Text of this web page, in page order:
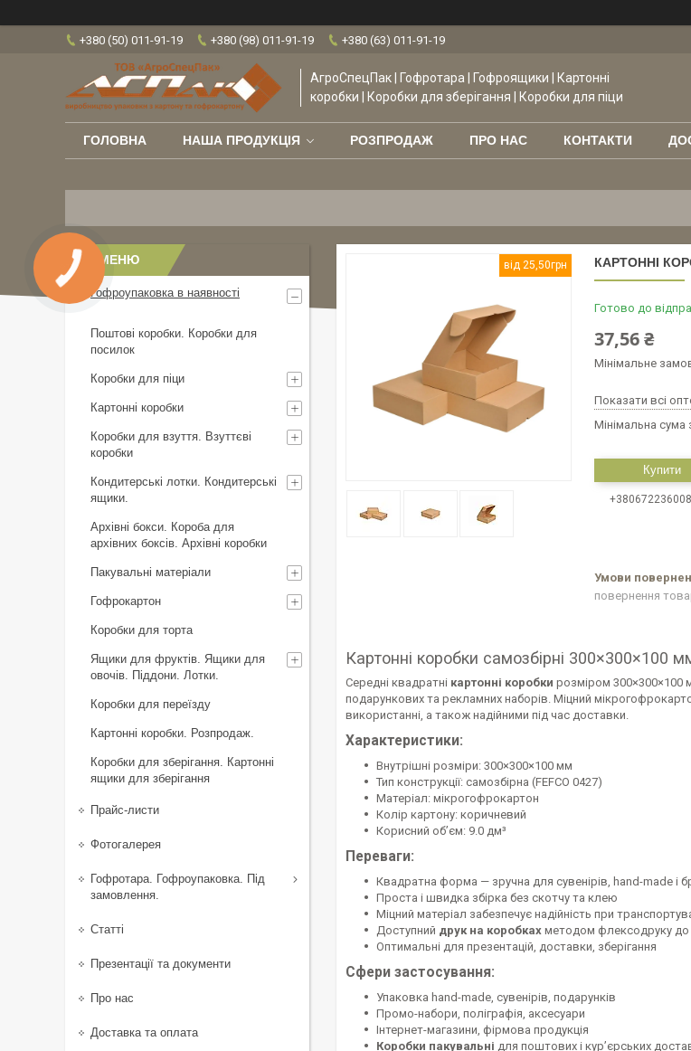
+380 (50) 011-91-19 +380 (98) 011-91-19 +380 (63) 011-91-19
АгроСпецПак | Гофротара | Гофроящики | Картонні
коробки | Коробки для зберігання | Коробки для піци
ГОЛОВНА НАША ПРОДУКЦІЯ РОЗПРОДАЖ ПРО НАС КОНТАКТИ
від 25,50грн КАРТОННІ
Готово до
37,56 ₴
Мінімальне
Показати всі
Мінімальна сума
Купити
+380672236008
повернення
Картонні коробки самозбірні 300×300×100
Середні квадратні картонні коробки розміром 300×300×100
подарункових та рекламних наборів. Міцний
використанні, а також надійними під час доставки.
Характеристики:
Внутрішні розміри: 300×300×100 мм
Тип конструкції: самозбірна (FEFCO 0427)
Матеріал: мікрогофрокартон
Колір картону: коричневий
Корисний обʼєм: 9.0 дм³
Переваги:
Квадратна форма — зручна для сувенірів, hand-made і
Проста і швидка збірка без скотчу та клею
Міцний матеріал забезпечує надійність при
Доступний друк на коробках методом флексодруку до
Оптимальні для презентацій, доставки, зберігання
Сфери застосування:
Упаковка hand-made, сувенірів, подарунків
Промо-набори, поліграфія, аксесуари
Інтернет-магазини, фірмова продукція
Коробки пакувальні для поштових і курʼєрських
Гофроупаковка в наявності
Поштові коробки. Коробки для
посилок
Коробки для піци
Картонні коробки
Коробки для взуття. Взуттєві
коробки
Кондитерські лотки. Кондитерські
ящики.
Архівні бокси. Короба для
архівних боксів. Архівні коробки
Пакувальні матеріали
Гофрокартон
Коробки для торта
Ящики для фруктів. Ящики для
овочів. Піддони. Лотки.
Коробки для переїзду
Картонні коробки. Розпродаж.
Коробки для зберігання. Картонні
ящики для зберігання
Прайс-листи
Фотогалерея
Гофротара. Гофроупаковка. Під
замовлення.
Статті
Презентації та документи
Про нас
Доставка та оплата